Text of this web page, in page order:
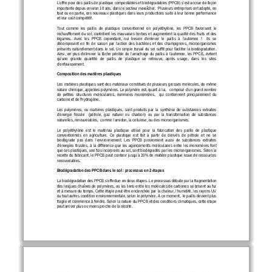
L’offre pour des paillis de plastique compostables et biodégradables (PPCB) s’est accrue de façon
importante depuis environ 10 ans, dans le secteur maraîcher. Plusieurs entreprises ont adopté, en
tout ou en partie, ces nouveaux plastiques dans leurs productions suite à leur bonne performance
et leur coût compétitif.
Tout  comme  les  paillis  de  plastique conventionnel
  en
polyéthylène,  les  PPCB favorisent  le
réchauffement  du  sol,  contrôlent  les  mauvaises  herbes  et augmentent  la  qualité  des  fruits  et  des
légumes.
  Avec  les  PPCB  cependant,  nul  besoin  d’enlever  le  paillis  à  l’automne  !    Ils
  se
décomposent  en  fin  de  saison  par  l’action  des  bactéries  et  des  champignons,  microorganismes
présents naturellement dans le sol.  Un  simple  travail  du sol  suffit  pour  faciliter  la
  biodégradation.
Ainsi,  en  plus  d’éliminer  la  tâche pénible  de  l’arrachage  du  paillis  à  l’automne,  les  PPCB,  évitent
qu’une   grande   quantité   de   paillis   de   plastique   se   retrouve,   après   usage,   dans   les   sites
d’enfouissement.
Composition des matières plastiques
Les matières plastiques sont des matériaux constitués de plusieurs grosses molécules, de même
nature chimique, appelées polymères. Le polymère est, quant à lui,
   composé
d’un grand nombre
de  petites
  structures  moléculaires,
nommées    monomères,
    qui
contiennent
  principalement  du
carbone et de l'hydrogène.
Les  polymères,  ou  matières  plastiques,  sont  produits
  par
  la  synthèse
de substances  extraites
d’énergie  fossile
(pétrole,  gaz  naturel  ou  charbon)
  ou  par  la  transformation  de  substances
naturelles, renouvelables,  comme l’amidon, la    cellulose, ou des microorganismes.
Le  polyéthylène est  le  matériau  plastique  utilisé  pour  la  fabrication  des  paillis  de  plastique
conventionnels
  en  agriculture.
  Ce  plastique  est  fait  à  partir  de  dérivés
de  pétrole  et  ne  se
biodégrade  pas  dans  l’environnement. Les  PPCB  proviennent  aussi  de substances  extraites
d’énergies fossiles,  à  la  différence  que  les agencements   moléculaires entre  les  monomères  font
que ces plastiques, une fois incorporés au sol, sont biodégradés par les microorganismes. Selon la
recette du fabricant, le PPCB peut contenir jusqu’à 20% de matière plastique issue de ressources
renouvelables.
Biodégradation des PPCB dans le sol : processus en 2 étapes
La biodégradation des PPCB s’effectue en deux étapes. Le processus débute par la fragmentation
des longues chaînes de polymères, où les liens entre les molécules de carbones se brisent au fur
et à mesure du temps. Cette étape peut être enclenchée par la chaleur, l’humidité, les rayons UV
ou tout autres condition environnementale, selon le polymère. À ce moment,  le paillis devient plus
fragile et commence à fendre. Selon la nature du PPCB et des conditions climatiques, cette étape
peut arriver plus ou moins proche de la récolte.